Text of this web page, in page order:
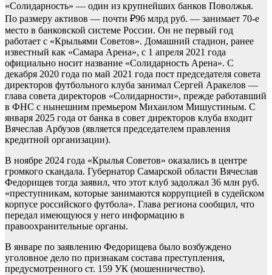
«Солидарность» — один из крупнейших банков Поволжья.
По размеру активов — почти ₽96 млрд руб. — занимает 70-е
место в банковской системе России. Он не первый год
работает с «Крыльями Советов». Домашний стадион, ранее
известный как «Самара Арена», с 1 апреля 2021 года
официально носит название «Солидарность Арена». С
декабря 2020 года по май 2021 года пост председателя совета
директоров футбольного клуба занимал Сергей Аракелов —
глава совета директоров «Солидарности», прежде работавший
в ФНС с нынешним премьером Михаилом Мишустиным. С
января 2025 года от банка в совет директоров клуба входит
Вячеслав Арбузов (является председателем правления
кредитной организации).
В ноябре 2024 года «Крылья Советов» оказались в центре
громкого скандала. Губернатор Самарской области Вячеслав
Федорищев тогда заявил, что этот клуб задолжал 36 млн руб.
«преступникам, которые занимаются коррупцией в судейском
корпусе российского футбола». Глава региона сообщил, что
передал имеющуюся у него информацию в
правоохранительные органы.
В январе по заявлению Федорищева было возбуждено
уголовное дело по признакам состава преступления,
предусмотренного ст. 159 УК (мошенничество).